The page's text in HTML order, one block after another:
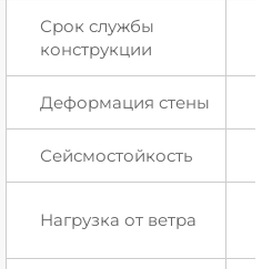
Срок службы
конструкции
Деформация стены
Сейсмостойкость
Нагрузка от ветра